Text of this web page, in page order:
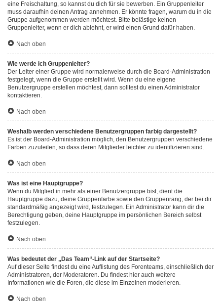
eine Freischaltung, so kannst du dich für sie bewerben. Ein Gruppenleiter
muss daraufhin deinen Antrag annehmen. Er könnte fragen, warum du in die
Gruppe aufgenommen werden möchtest. Bitte belästige keinen
Gruppenleiter, wenn er dich ablehnt, er wird einen Grund dafür haben.
Nach oben
Wie werde ich Gruppenleiter?
Der Leiter einer Gruppe wird normalerweise durch die Board-Administration
festgelegt, wenn die Gruppe erstellt wird. Wenn du eine eigene
Benutzergruppe erstellen möchtest, dann solltest du einen Administrator
kontaktieren.
Nach oben
Weshalb werden verschiedene Benutzergruppen farbig dargestellt?
Es ist der Board-Administration möglich, den Benutzergruppen verschiedene
Farben zuzuteilen, so dass deren Mitglieder leichter zu identifizieren sind.
Nach oben
Was ist eine Hauptgruppe?
Wenn du Mitglied in mehr als einer Benutzergruppe bist, dient die
Hauptgruppe dazu, deine Gruppenfarbe sowie den Gruppenrang, der bei dir
standardmäßig angezeigt wird, festzulegen. Ein Administrator kann dir die
Berechtigung geben, deine Hauptgruppe im persönlichen Bereich selbst
festzulegen.
Nach oben
Was bedeutet der „Das Team“-Link auf der Startseite?
Auf dieser Seite findest du eine Auflistung des Forenteams, einschließlich der
Administratoren, der Moderatoren. Du findest hier auch weitere
Informationen wie die Foren, die diese im Einzelnen moderieren.
Nach oben